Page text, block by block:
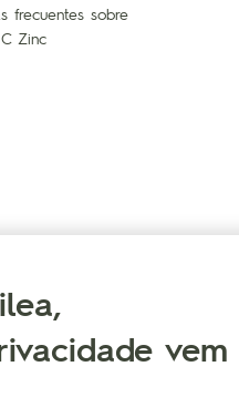
frecuentes sobre
Zinc